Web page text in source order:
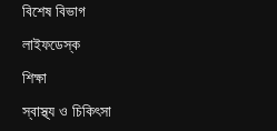
বিশেষ বিভাগ
লাইফডেস্ক
শিক্ষা
স্বাস্থ্য ও চিকিৎসা